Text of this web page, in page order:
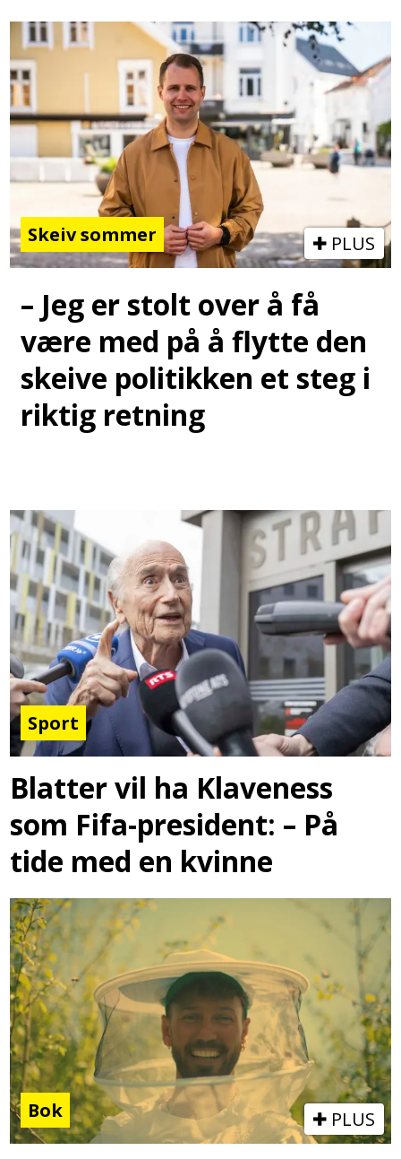
Skeiv sommer PLUS
– Jeg er stolt over å få
være med på å flytte den
skeive politikken et steg i
riktig retning
Sport
Blatter vil ha Klaveness
som Fifa-president: – På
tide med en kvinne
Bok PLUS